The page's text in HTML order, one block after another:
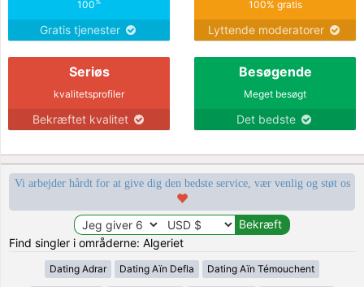
100
Gratis tjenester
100% gratis
Lyttende moderatorer
Seriøs
kvalitetsprofiler
Bekræftet kvalitet
Besøgende
Meget besøgt
Det bedste
Vi arbejder hårdt for at give dig den bedste service, vær venlig og støt os
Find singler i områderne: Algeriet
Dating Adrar Dating Aïn Defla Dating Aïn Témouchent